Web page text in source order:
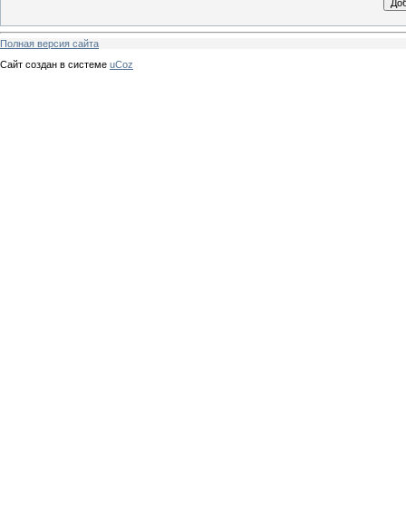
Полная версия сайта
Сайт создан в системе uCoz